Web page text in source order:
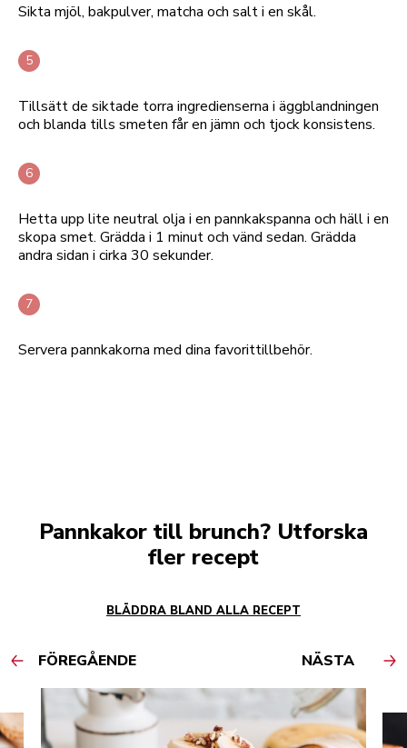
Sikta mjöl, bakpulver, matcha och salt i en skål.
Tillsätt de siktade torra ingredienserna i äggblandningen
och blanda tills smeten får en jämn och tjock konsistens.
Hetta upp lite neutral olja i en pannkakspanna och häll i en
skopa smet. Grädda i 1 minut och vänd sedan. Grädda
andra sidan i cirka 30 sekunder.
Servera pannkakorna med dina favorittillbehör.
Pannkakor till brunch? Utforska
fler recept
BLÄDDRA BLAND ALLA RECEPT
FÖREGÅENDE NÄSTA